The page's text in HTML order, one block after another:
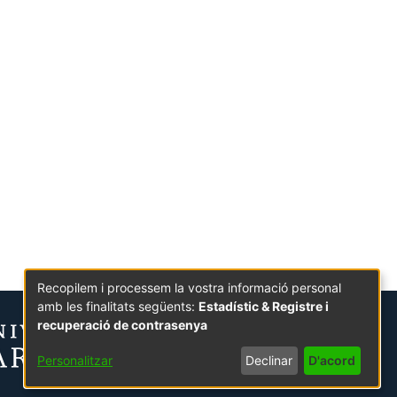
Recopilem i processem la vostra informació personal
amb les finalitats següents: Estadístic & Registre i
recuperació de contrasenya
Personalitzar Declinar D'acord